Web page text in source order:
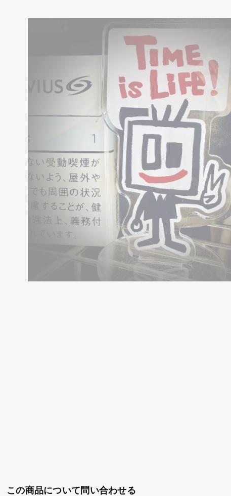
この商品について問い合わせる